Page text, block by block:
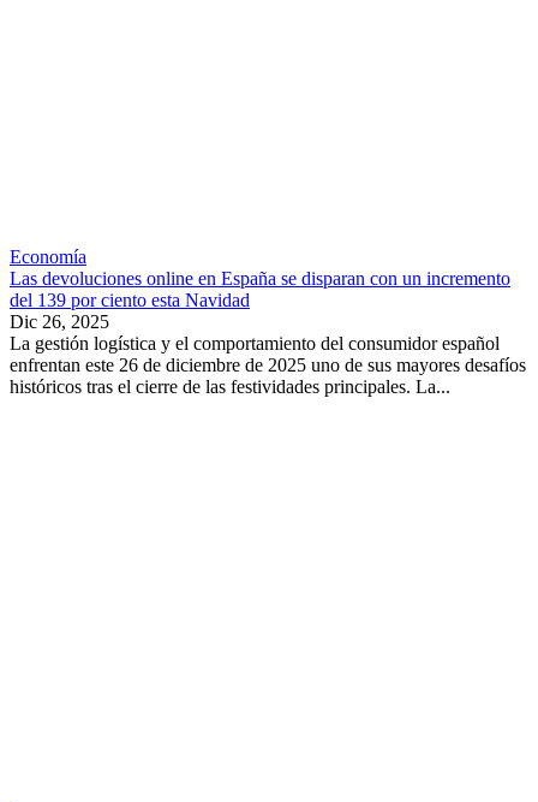
Economía
Las devoluciones online en España se disparan con un incremento
del 139 por ciento esta Navidad
Dic 26, 2025
La gestión logística y el comportamiento del consumidor español
enfrentan este 26 de diciembre de 2025 uno de sus mayores desafíos
históricos tras el cierre de las festividades principales. La...